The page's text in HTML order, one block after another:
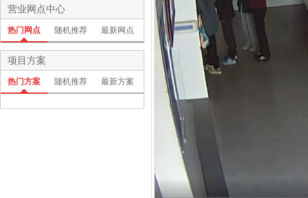
营业网点中心
热门网点 随机推荐 最新网点
项目方案
热门方案 随机推荐 最新方案